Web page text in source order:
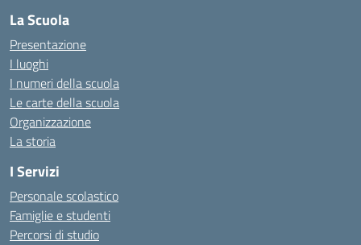
La Scuola
Presentazione
I luoghi
I numeri della scuola
Le carte della scuola
Organizzazione
La storia
I Servizi
Personale scolastico
Famiglie e studenti
Percorsi di studio